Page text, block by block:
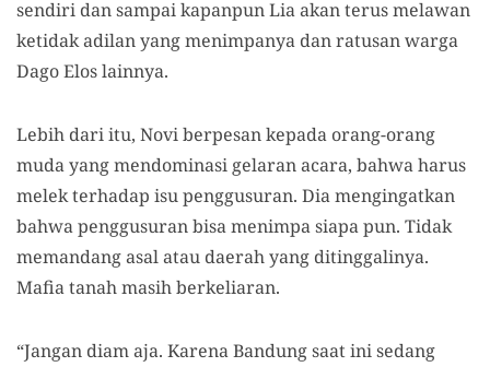
sendiri dan sampai kapanpun Lia akan terus melawan
ketidak adilan yang menimpanya dan ratusan warga
Dago Elos lainnya.
Lebih dari itu, Novi berpesan kepada orang-orang
muda yang mendominasi gelaran acara, bahwa harus
melek terhadap isu penggusuran. Dia mengingatkan
bahwa penggusuran bisa menimpa siapa pun. Tidak
memandang asal atau daerah yang ditinggalinya.
Mafia tanah masih berkeliaran.
“Jangan diam aja. Karena Bandung saat ini sedang